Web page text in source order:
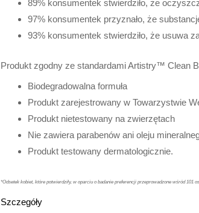
89% konsumentek stwierdziło, że
97% konsumentek przyznało, że
93% konsumentek stwierdziło, że usuwa
Produkt zgodny ze standardami Artistry™ Clean
Biodegradowalna formuła
Produkt zarejestrowany w Towarzystwie
Produkt nietestowany na zwierzętach
Nie zawiera parabenów ani oleju
Produkt testowany dermatologicznie.
*Odsetek kobiet, które potwierdziły, w oparciu o badanie preferencji przeprowadzone wśród 101
Szczegóły